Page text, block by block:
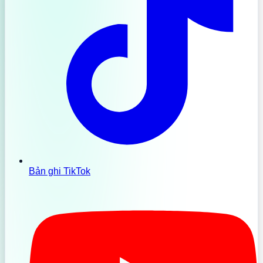
Bản ghi TikTok